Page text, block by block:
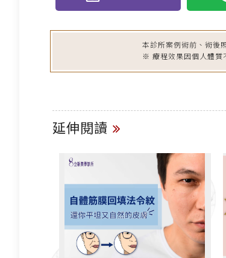
本診所案例術前、術後
※ 療程效果因個人體質
延伸閱讀